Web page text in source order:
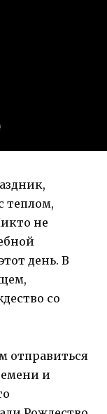
теплом,
не
день. В
со
отправиться
и